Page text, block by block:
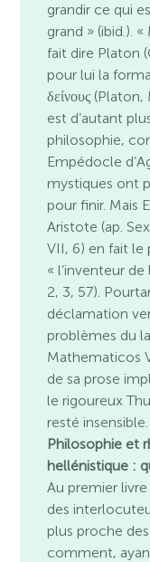
grandir ce qui
grand » (ibid.).
fait dire Platon
pour lui la
δείνους
est d’autant
philosophie,
Empédocle
mystiques ont
pour finir. Mais
Aristote (ap.
VII, 6) en fait le
« l’inventeur
2, 3, 57).
déclamation
problèmes du
Mathematicos
de sa prose
le rigoureux
resté
Philosophie et
hellénistique :
Au premier livre
des
plus proche
comment,